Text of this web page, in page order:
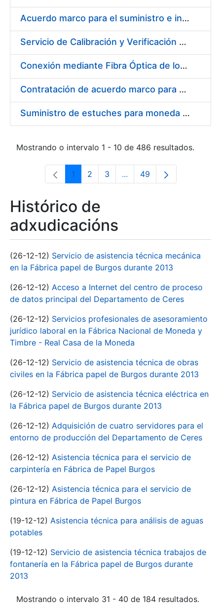
Acuerdo marco para el suministro e instalación de persianas, estores y otros complementos
Servicio de Calibración y Verificación Externa de los Equipos de Medición del Servicio de Prevención de la FNMT-RCM
Conexión mediante Fibra Óptica de los Centros de Proceso de Datos (CPDs) de las sedes de la FNMT-RCM de Burgos y Madrid
Contratación de acuerdo marco para el Suministro de Material de Electricidad para la Fábrica Nacional de Moneda y Timbre-Real Casa de la Moneda en su centro de trabajo de Burgos
Suministro de estuches para moneda de 30 €
Mostrando o intervalo 1 - 10 de 486 resultados.
Páxina
1 Páxina
2 Páxina
3 ...Páxinas intermedias Use
Páxina
49
Histórico de
adxudicacións
(26-12-12) Servicio de asistencia técnica mecánica
en la Fábrica papel de Burgos durante 2013
(26-12-12) Acceso a Internet del centro de proceso
de datos principal del Departamento de Ceres
(26-12-12) Servicios profesionales de asesoramiento
jurídico laboral en la Fábrica Nacional de Moneda y
Timbre - Real Casa de la Moneda
(26-12-12) Servicio de asistencia técnica de obras
civiles en la Fábrica papel de Burgos durante 2013
(26-12-12) Servicio de asistencia técnica eléctrica en
la Fábrica papel de Burgos durante 2013
(26-12-12) Adquisición de cuatro servidores para el
entorno de producción del Departamento de Ceres
(26-12-12) Asistencia técnica para el servicio de
carpintería en Fábrica de Papel Burgos
(26-12-12) Asistencia técnica para el servicio de
pintura en Fábrica de Papel Burgos
(19-12-12) Asistencia técnica para análisis de aguas
potables
(19-12-12) Servicio de asistencia técnica trabajos de
fontanería en la Fábrica papel de Burgos durante
2013
Mostrando o intervalo 31 - 40 de 184 resultados.